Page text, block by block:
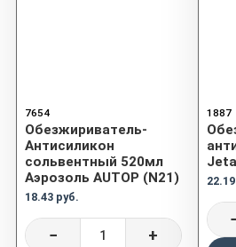
7654
Обезжириватель-
Антисиликон
сольвентный 520мл
Аэрозоль AUTOP (N21)
18.43 руб.
− +
1887